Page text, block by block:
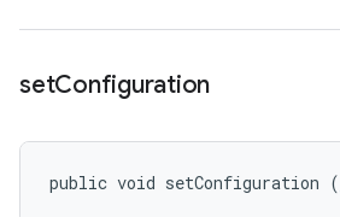
setConfiguration
public void setConfiguration (